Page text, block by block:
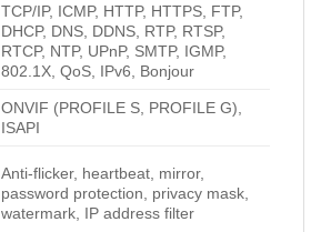
TCP/IP, ICMP, HTTP, HTTPS, FTP,
DHCP, DNS, DDNS, RTP, RTSP,
RTCP, NTP, UPnP, SMTP, IGMP,
802.1X, QoS, IPv6, Bonjour
ONVIF (PROFILE S, PROFILE G),
ISAPI
Anti-flicker, heartbeat, mirror,
password protection, privacy mask,
watermark, IP address filter